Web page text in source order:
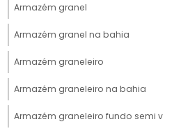
Armazém granel
Armazém granel na bahia
Armazém graneleiro
Armazém graneleiro na bahia
Armazém graneleiro fundo semi v